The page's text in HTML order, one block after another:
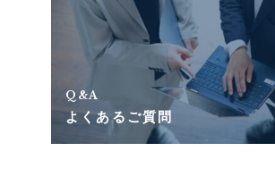
Q&A
よくあるご質問